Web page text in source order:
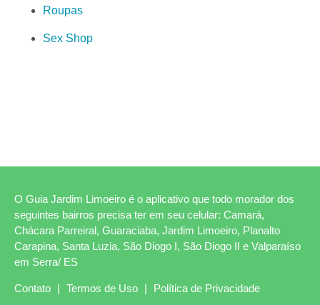
Roupas
Sex Shop
O Guia Jardim Limoeiro é o aplicativo que todo morador dos
seguintes bairros precisa ter em seu celular: Camará,
Chácara Parreiral, Guaraciaba, Jardim Limoeiro, Planalto
Carapina, Santa Luzia, São Diogo I, São Diogo II e Valparaíso
em Serra/ ES
Contato | Termos de Uso | Política de Privacidade